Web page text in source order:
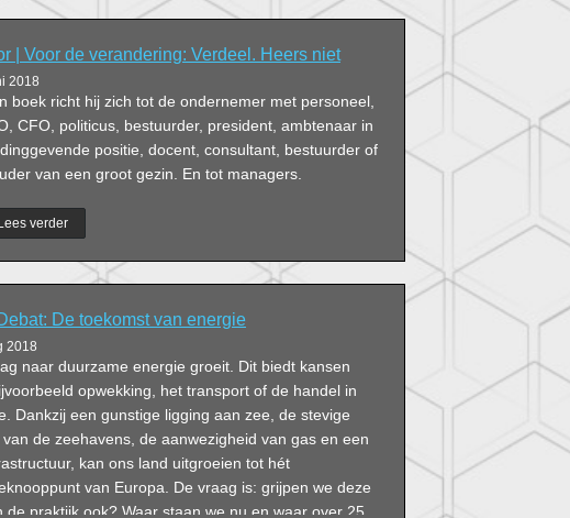
| Voor de verandering: Verdeel. Heers niet
2018
boek richt hij zich tot de ondernemer met personeel,
CFO, politicus, bestuurder, president, ambtenaar in
positie, docent, consultant, bestuurder of
van een groot gezin. En tot managers.
Lees verder
De toekomst van energie
2018
naar duurzame energie groeit. Dit biedt kansen
opwekking, het transport of de handel in
Dankzij een gunstige ligging aan zee, de stevige
van de zeehavens, de aanwezigheid van gas en een
kan ons land uitgroeien tot hét
van Europa. De vraag is: grijpen we deze
de praktijk ook? Waar staan we nu en waar over 25